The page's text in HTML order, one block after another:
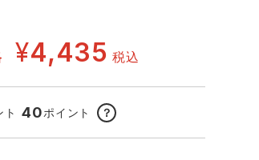
コス ランキング
セロリー 大阪支店
¥4,435 税込
ト 40ポイント ？